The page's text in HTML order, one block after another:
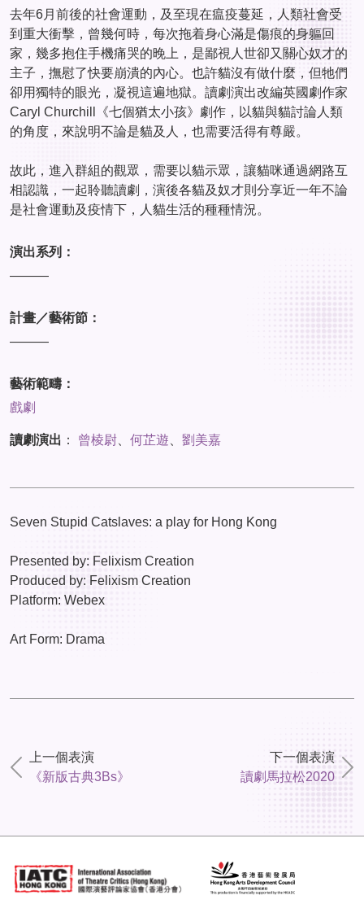
去年6月前後的社會運動，及至現在瘟疫蔓延，人類社會受
到重大衝擊，曾幾何時，每次拖着身心滿是傷痕的身軀回
家，幾多抱住手機痛哭的晚上，是鄙視人世卻又關心奴才的
主子，撫慰了快要崩潰的內心。也許貓沒有做什麼，但牠們
卻用獨特的眼光，凝視這遍地獄。讀劇演出改編英國劇作家
Caryl Churchill《七個猶太小孩》劇作，以貓與貓討論人類
的角度，來說明不論是貓及人，也需要活得有尊嚴。
故此，進入群組的觀眾，需要以貓示眾，讓貓咪通過網路互
相認識，一起聆聽讀劇，演後各貓及奴才則分享近一年不論
是社會運動及疫情下，人貓生活的種種情況。
演出系列：
———
計畫／藝術節：
———
藝術範疇：
戲劇
讀劇演出 ： 曾棱尉 何芷遊 劉美嘉
Seven Stupid Catslaves: a play for Hong Kong
Presented by: Felixism Creation
Produced by: Felixism Creation
Platform: Webex
Art Form: Drama
上一個表演
《新版古典3Bs》
下一個表演
讀劇馬拉松2020